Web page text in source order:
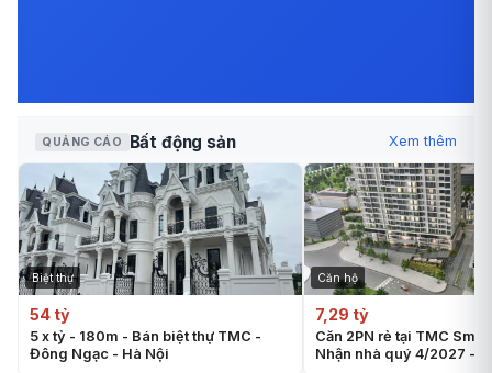
QUẢNG CÁO Bất động sản Xem thêm
Biệt thự
54 tỷ
5 x tỷ - 180m - Bán biệt thự TMC -
Đông Ngạc - Hà Nội
Căn hộ
7,29 tỷ
Căn 2PN rẻ tại TMC
Nhận nhà quý 4/2027 -